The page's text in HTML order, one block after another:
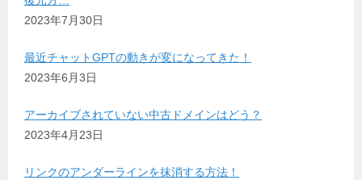
2023年7月30日
最近チャットGPTの動きが変になってきた！
2023年6月3日
アーカイブされていない中古ドメインはどう？
2023年4月23日
リンクのアンダーラインを抹消する方法！